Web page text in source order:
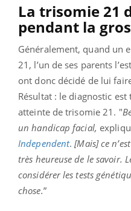
La trisomie 21
pendant la
Généralement, quand un
21, l’un de ses parents
ont donc décidé de lui
Résultat : le diagnostic
atteinte de trisomie 21. "
un handicap facial,
Independent.[Mais] ce
très heureuse de le savoir.
considérer les tests
chose.”